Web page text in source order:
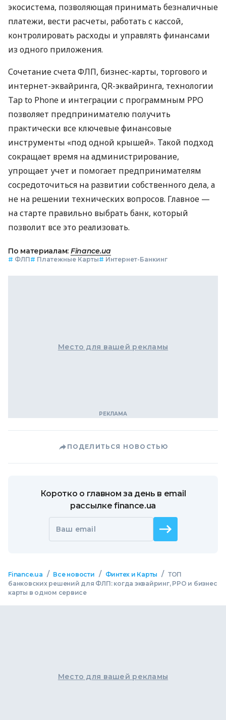
экосистема, позволяющая принимать безналичные
платежи, вести расчеты, работать с кассой,
контролировать расходы и управлять финансами
из одного приложения.
Сочетание счета ФЛП, бизнес-карты, торгового и
интернет-эквайринга, QR-эквайринга, технологии
Tap to Phone и интеграции с программным РРО
позволяет предпринимателю получить
практически все ключевые финансовые
инструменты «под одной крышей». Такой подход
сокращает время на администрирование,
упрощает учет и помогает предпринимателям
сосредоточиться на развитии собственного дела, а
не на решении технических вопросов. Главное —
на старте правильно выбрать банк, который
позволит все это реализовать.
По материалам: Finance.ua
# ФЛП# Платежные Карты# Интернет-Банкинг
Место для вашей рекламы
ПОДЕЛИТЬСЯ НОВОСТЬЮ
Коротко о главном за день в email
рассылке finance.ua
Ваш email
Finance.ua / Все новости / Финтех и Карты / ТОП
банковских решений для ФЛП: когда эквайринг, РРО и бизнес
карты в одном сервисе
Место для вашей рекламы